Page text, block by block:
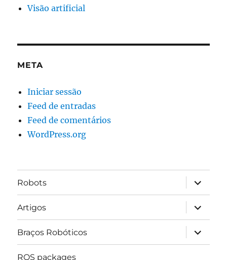
Visão artificial
META
Iniciar sessão
Feed de entradas
Feed de comentários
WordPress.org
Robots
expandir
Artigos
expandir
Braços Robóticos
expandir
ROS packages